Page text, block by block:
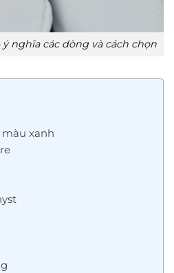
nghĩa các dòng và cách chọn
màu xanh